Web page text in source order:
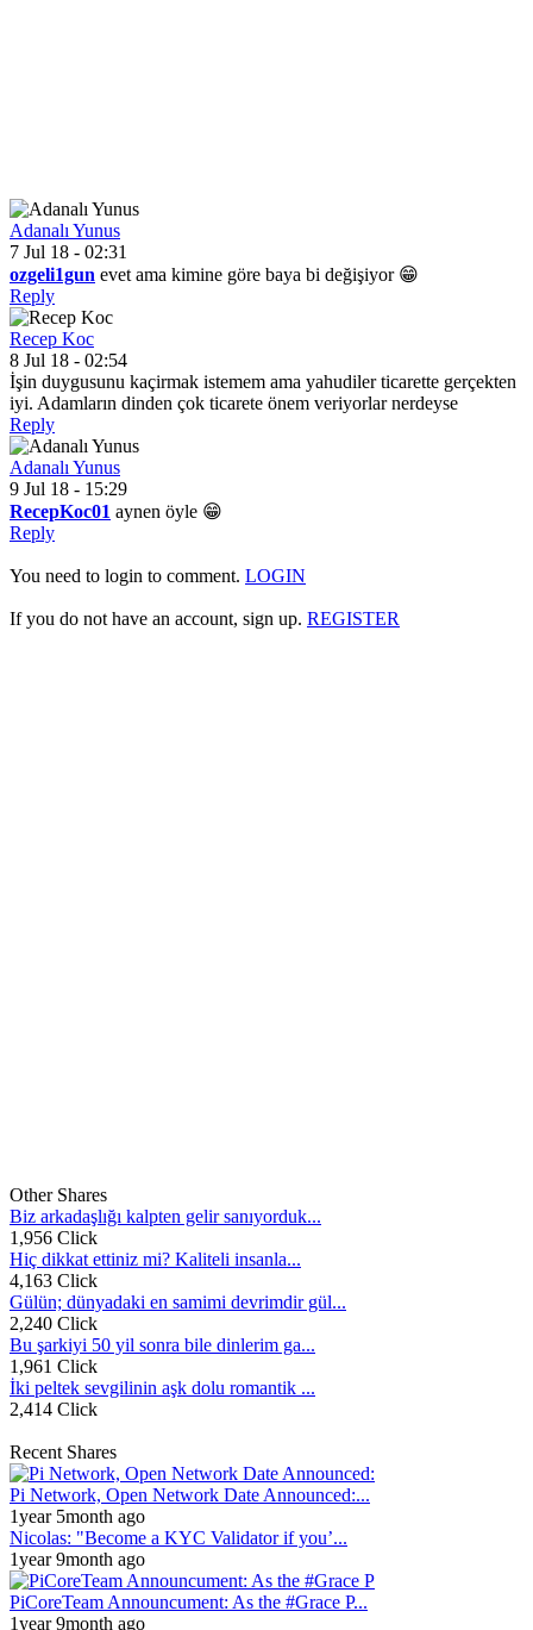
Adanalı Yunus
7 Jul 18 - 02:31
ozgeli1gun evet ama kimine göre baya bi değişiyor 😁
Reply
Recep Koc
8 Jul 18 - 02:54
İşin duygusunu kaçirmak istemem ama yahudiler ticarette gerçekten
iyi. Adamların dinden çok ticarete önem veriyorlar nerdeyse
Reply
Adanalı Yunus
9 Jul 18 - 15:29
RecepKoc01 aynen öyle 😁
Reply
You need to login to comment. LOGIN
If you do not have an account, sign up. REGISTER
Other Shares
Biz arkadaşlığı kalpten gelir sanıyorduk...
1,956 Click
Hiç dikkat ettiniz mi? Kaliteli insanla...
4,163 Click
Gülün; dünyadaki en samimi devrimdir gül...
2,240 Click
Bu şarkiyi 50 yil sonra bile dinlerim ga...
1,961 Click
İki peltek sevgilinin aşk dolu romantik ...
2,414 Click
Recent Shares
Pi Network, Open Network Date Announced:...
1year 5month ago
Nicolas: "Become a KYC Validator if you’...
1year 9month ago
PiCoreTeam Announcument: As the #Grace P...
1year 9month ago